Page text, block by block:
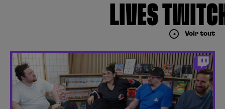
LIVES
Voir tout